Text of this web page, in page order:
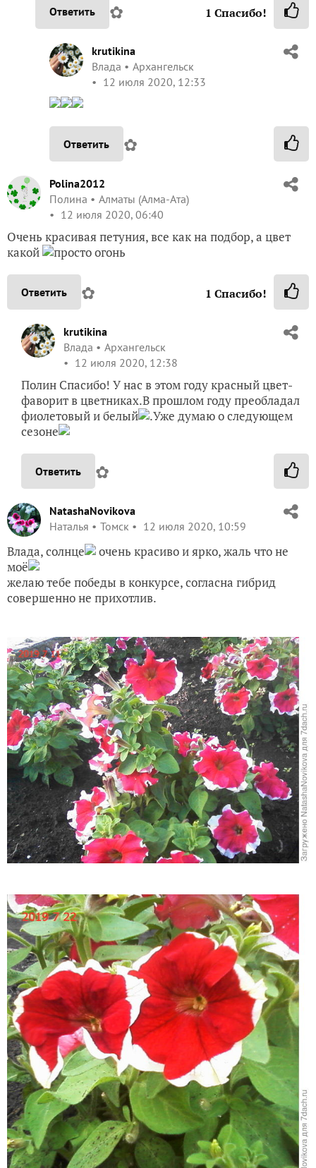
Ответить ✿ 1 Спасибо!
krutikina
Влада
Архангельск
12 июля 2020, 12:33
Ответить ✿
Polina2012
Полина
Алматы (Алма-Ата)
12 июля 2020, 06:40
Очень красивая петуния, все как на подбор, а цвет
какой
просто огонь
Ответить ✿ 1 Спасибо!
krutikina
Влада
Архангельск
12 июля 2020, 12:38
Полин Спасибо! У нас в этом году красный цвет-
фаворит в цветниках.В прошлом году преобладал
фиолетовый и белый
.Уже думаю о следующем
сезоне
Ответить ✿
NatashaNovikova
Наталья
Томск 12 июля 2020, 10:59
Влада, солнце
очень красиво и ярко, жаль что не
моё
желаю тебе победы в конкурсе, согласна гибрид
совершенно не прихотлив.